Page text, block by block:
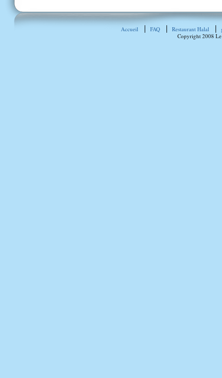
Accueil FAQ Restaurant Halal
Copyright 2008